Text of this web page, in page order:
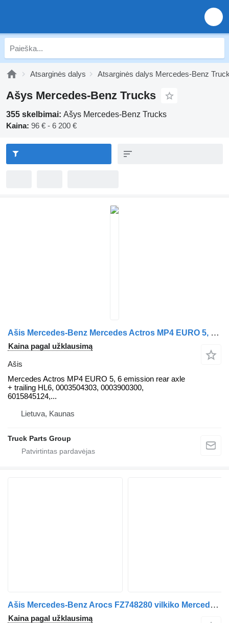
Atsarginės dalys Atsarginės dalys Mercedes-Benz
Ašys Mercedes-Benz Trucks
355 skelbimai: Ašys Mercedes-Benz Trucks
Kaina: 96 € - 6 200 €
Ašis Mercedes-Benz Mercedes Actros MP4 EURO 5, EURO 6 emission rear axle + trailing vilkiko Mercedes-Benz actros MP4
Kaina pagal užklausimą
Ašis
Mercedes Actros MP4 EURO 5, 6 emission rear axle
+ trailing HL6, 0003504303, 0003900300,
6015845124,...
Lietuva, Kaunas
Truck Parts Group
Ašis Mercedes-Benz Arocs FZ748280 vilkiko Mercedes-Benz
Kaina pagal užklausimą